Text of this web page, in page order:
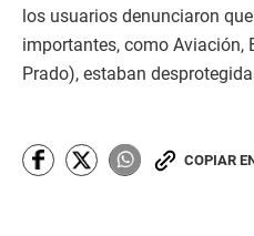
los usuarios denunciaron
importantes, como Aviación,
Prado), estaban
COPIAR